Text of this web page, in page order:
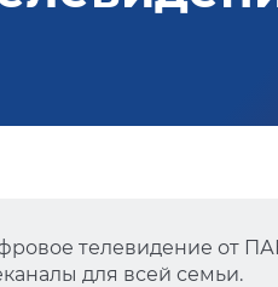
телевидение от
для всей семьи.